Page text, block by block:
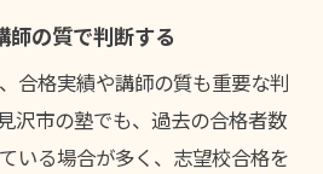
師の質で判断する
合格実績や講師の質も重要な判
沢市の塾でも、過去の合格者数
いる場合が多く、志望校合格を